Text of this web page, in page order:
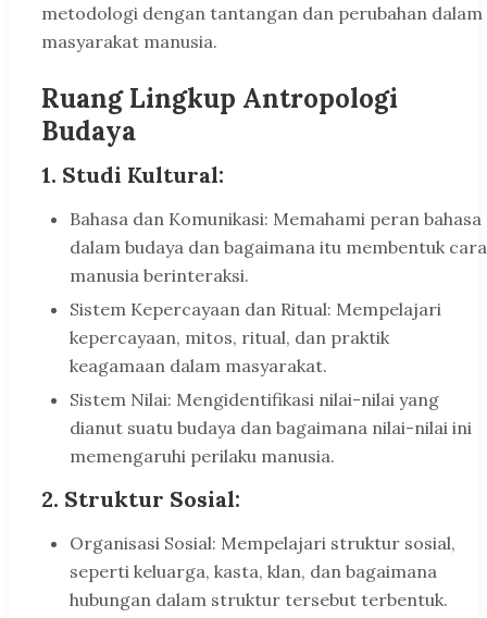
metodologi dengan tantangan dan perubahan dalam
masyarakat manusia.
Ruang Lingkup Antropologi
Budaya
1. Studi Kultural:
Bahasa dan Komunikasi: Memahami peran bahasa
dalam budaya dan bagaimana itu membentuk cara
manusia berinteraksi.
Sistem Kepercayaan dan Ritual: Mempelajari
kepercayaan, mitos, ritual, dan praktik
keagamaan dalam masyarakat.
Sistem Nilai: Mengidentifikasi nilai-nilai yang
dianut suatu budaya dan bagaimana nilai-nilai ini
memengaruhi perilaku manusia.
2. Struktur Sosial:
Organisasi Sosial: Mempelajari struktur sosial,
seperti keluarga, kasta, klan, dan bagaimana
hubungan dalam struktur tersebut terbentuk.